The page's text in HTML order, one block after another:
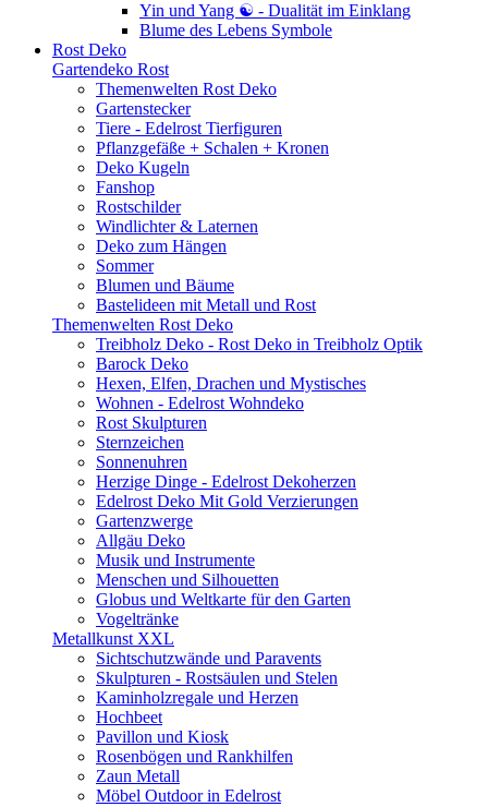
Yin und Yang ☯ - Dualität im Einklang
Blume des Lebens Symbole
Rost Deko
Gartendeko Rost
Themenwelten Rost Deko
Gartenstecker
Tiere - Edelrost Tierfiguren
Pflanzgefäße + Schalen + Kronen
Deko Kugeln
Fanshop
Rostschilder
Windlichter & Laternen
Deko zum Hängen
Sommer
Blumen und Bäume
Bastelideen mit Metall und Rost
Themenwelten Rost Deko
Treibholz Deko - Rost Deko in Treibholz Optik
Barock Deko
Hexen, Elfen, Drachen und Mystisches
Wohnen - Edelrost Wohndeko
Rost Skulpturen
Sternzeichen
Sonnenuhren
Herzige Dinge - Edelrost Dekoherzen
Edelrost Deko Mit Gold Verzierungen
Gartenzwerge
Allgäu Deko
Musik und Instrumente
Menschen und Silhouetten
Globus und Weltkarte für den Garten
Vogeltränke
Metallkunst XXL
Sichtschutzwände und Paravents
Skulpturen - Rostsäulen und Stelen
Kaminholzregale und Herzen
Hochbeet
Pavillon und Kiosk
Rosenbögen und Rankhilfen
Zaun Metall
Möbel Outdoor in Edelrost